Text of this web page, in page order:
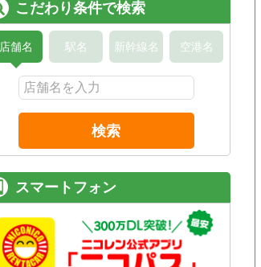
こだわり条件で検索
店舗名 駅名 新幹線名 空港名
検索
スマートフォン